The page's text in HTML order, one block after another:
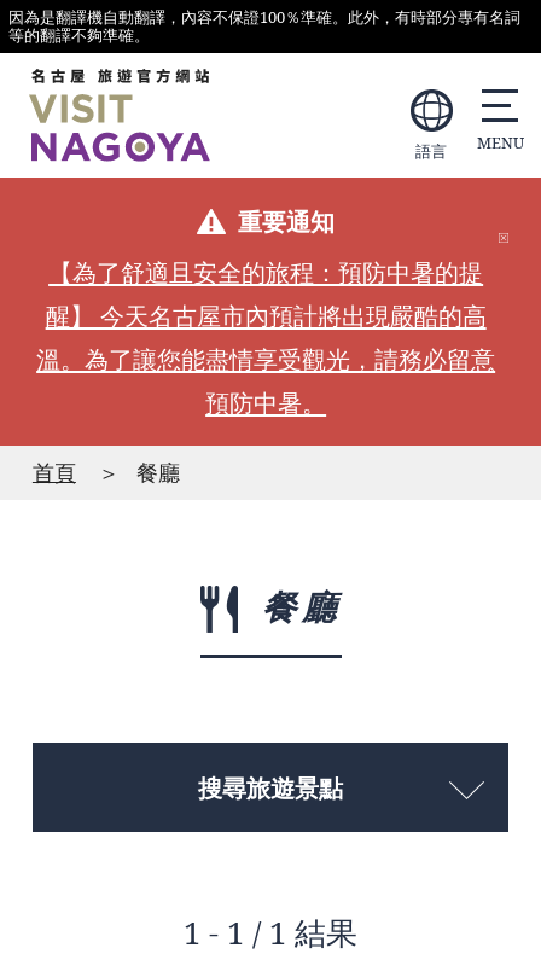
因為是翻譯機自動翻譯，內容不保證100％準確。此外，有時部分專有名詞
等的翻譯不夠準確。
語言
重要通知
【為了舒適且安全的旅程：預防中暑的提
醒】 今天名古屋市內預計將出現嚴酷的高
溫。為了讓您能盡情享受觀光，請務必留意
預防中暑。
首頁 餐廳
餐廳
搜尋旅遊景點
1 - 1 / 1 結果